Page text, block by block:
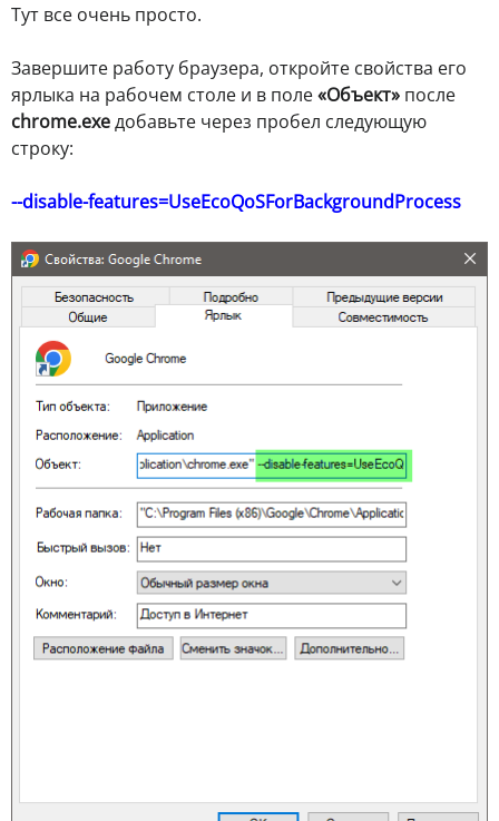
Тут все очень просто.
Завершите работу браузера, откройте свойства его
ярлыка на рабочем столе и в поле«Объект» после
chrome.exeдобавьте через пробел следующую
строку:
--disable-features=UseEcoQoSForBackgroundProcess